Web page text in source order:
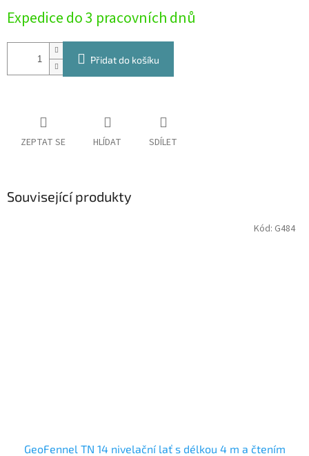
cena:
Expedice do 3 pracovních dnů
Přidat do košíku
ZEPTAT SE HLÍDAT SDÍLET
Související produkty
GeoFennel TN 14 nivelační lať s délkou 4 m a čtením
Kód: G484